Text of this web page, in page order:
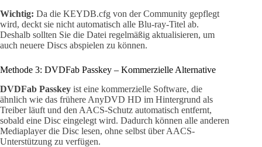
Wichtig: Da die KEYDB.cfg von der Community gepflegt
wird, deckt sie nicht automatisch alle Blu-ray-Titel ab.
Deshalb sollten Sie die Datei regelmäßig aktualisieren, um
auch neuere Discs abspielen zu können.
Methode 3: DVDFab Passkey – Kommerzielle Alternative
DVDFab Passkey ist eine kommerzielle Software, die
ähnlich wie das frühere AnyDVD HD im Hintergrund als
Treiber läuft und den AACS-Schutz automatisch entfernt,
sobald eine Disc eingelegt wird. Dadurch können alle anderen
Mediaplayer die Disc lesen, ohne selbst über AACS-
Unterstützung zu verfügen.